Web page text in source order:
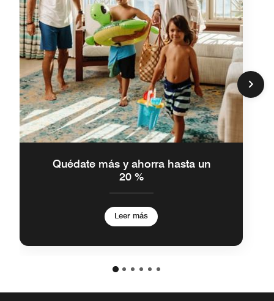
Quédate más y ahorra hasta un
20 %
Leer más